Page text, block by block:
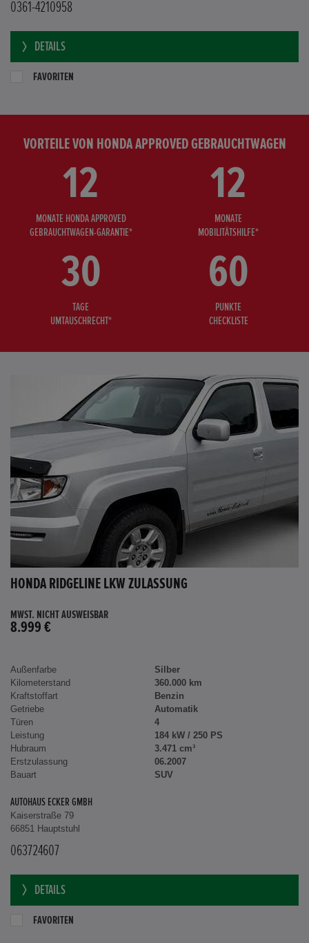
0361-4210958
DETAILS
FAVORITEN
VORTEILE VON HONDA APPROVED GEBRAUCHTWAGEN
12
MONATE HONDA APPROVED
GEBRAUCHTWAGEN-GARANTIE*
12
MONATE
MOBILITÄTSHILFE*
30
TAGE
UMTAUSCHRECHT*
60
PUNKTE
CHECKLISTE
HONDA RIDGELINE LKW ZULASSUNG
MWST. NICHT AUSWEISBAR
8.999 €
Außenfarbe
Silber
Kilometerstand
360.000 km
Kraftstoffart
Benzin
Getriebe
Automatik
Türen
4
Leistung
184 kW / 250 PS
Hubraum
3.471 cm³
Erstzulassung
06.2007
Bauart
SUV
AUTOHAUS ECKER GMBH
Kaiserstraße 79
66851 Hauptstuhl
063724607
DETAILS
FAVORITEN